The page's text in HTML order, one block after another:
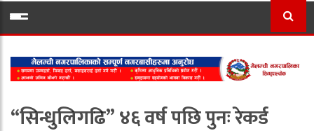
“सिन्धुलिगढि” ४६ वर्ष पछि पुनः रेकर्ड